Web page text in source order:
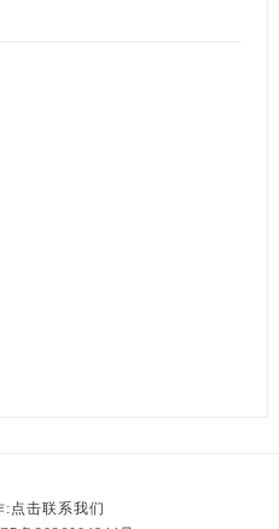
:点击联系我们